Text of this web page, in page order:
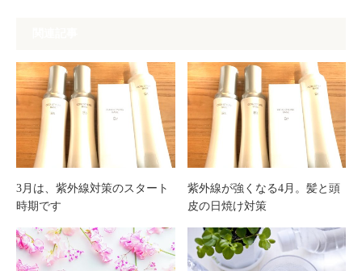
3月は、紫外線対策のスタート
時期です
紫外線が強くなる4月。髪と頭
皮の日焼け対策